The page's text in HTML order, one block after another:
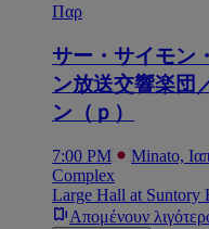
Παρ
サー・サイモン
ン放送交響楽団
ン（ｐ）
7:00 PM Minato,
Complex
Large Hall at Suntory
Απομένουν